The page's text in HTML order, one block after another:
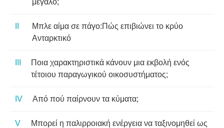
μεγάλο;
Μπλε αίμα σε πάγο:Πώς επιβιώνει το κρύο
Ανταρκτικό
Ποια χαρακτηριστικά κάνουν μια εκβολή ενός
τέτοιου παραγωγικού οικοσυστήματος;
Από πού παίρνουν τα κύματα;
Μπορεί η παλιρροιακή ενέργεια να ταξινομηθεί ως